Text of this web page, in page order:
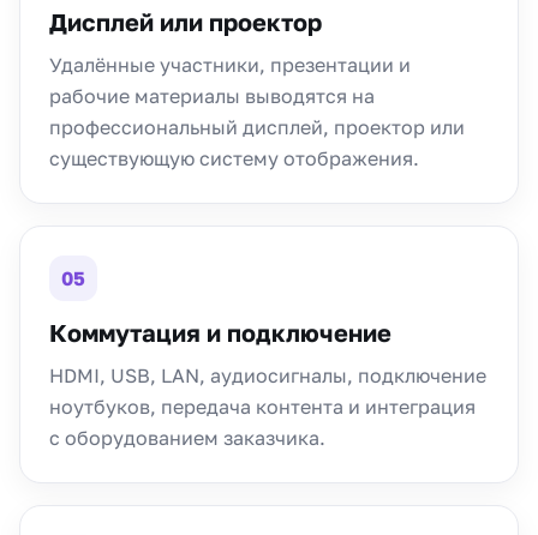
Дисплей или проектор
Удалённые участники, презентации и
рабочие материалы выводятся на
профессиональный дисплей, проектор или
существующую систему отображения.
05
Коммутация и подключение
HDMI, USB, LAN, аудиосигналы, подключение
ноутбуков, передача контента и интеграция
с оборудованием заказчика.